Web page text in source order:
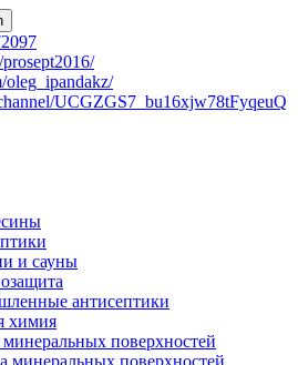
oleg_ipandakz/
UCGZGS7_bu16xjw78tFyqeuQ
и сауны
антисептики
химия
поверхностей
минеральных поверхностей